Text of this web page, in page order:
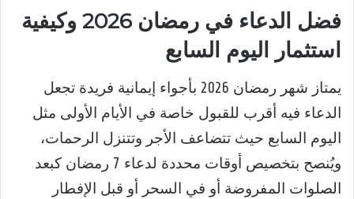
فضل الدعاء في رمضان 2026 وكيفية
استثمار اليوم السابع
يمتاز شهر رمضان 2026 بأجواء إيمانية فريدة تجعل
الدعاء فيه أقرب للقبول خاصة في الأيام الأولى مثل
اليوم السابع حيث تتضاعف الأجر وتتنزل الرحمات،
ويُنصح بتخصيص أوقات محددة لدعاء 7 رمضان كبعد
الصلوات المفروضة أو في السحر أو قبل الإفطار